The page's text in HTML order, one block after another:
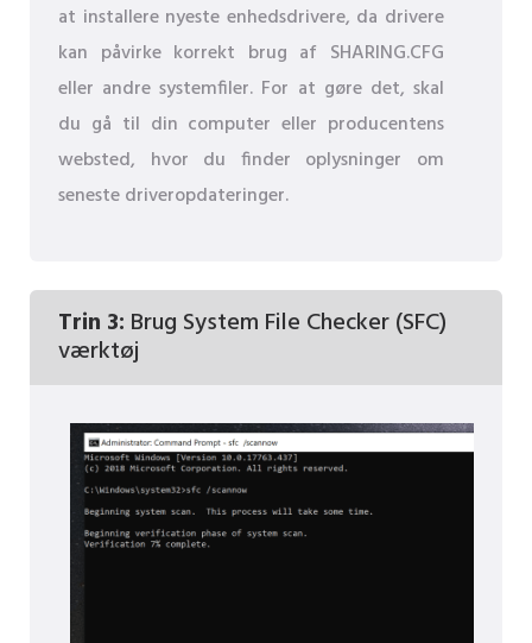
at installere nyeste enhedsdrivere, da drivere
kan påvirke korrekt brug af SHARING.CFG
eller andre systemfiler. For at gøre det, skal
du gå til din computer eller producentens
websted, hvor du finder oplysninger om
seneste driveropdateringer.
Trin 3: Brug System File Checker (SFC)
værktøj